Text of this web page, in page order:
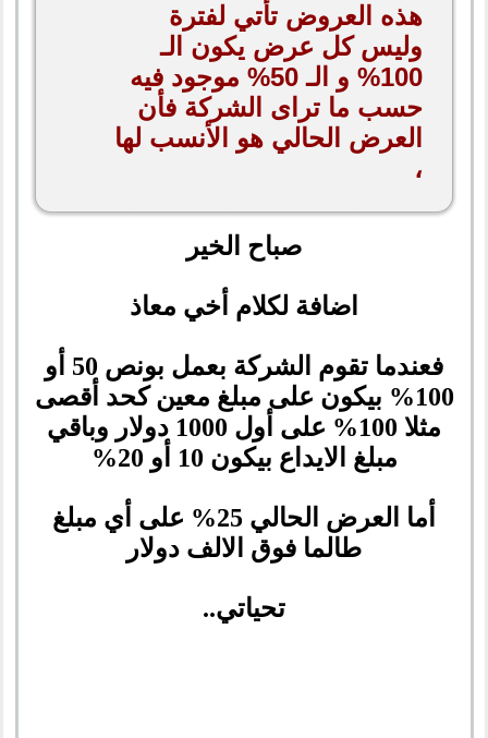
هذه العروض تأتي لفترة
وليس كل عرض يكون الـ
100% و الـ 50% موجود فيه
حسب ما تراى الشركة فأن
العرض الحالي هو الأنسب لها
،
صباح الخير
اضافة لكلام أخي معاذ
فعندما تقوم الشركة بعمل بونص 50 أو
100% بيكون على مبلغ معين كحد أقصى
مثلا 100% على أول 1000 دولار وباقي
مبلغ الايداع بيكون 10 أو 20%
أما العرض الحالي 25% على أي مبلغ
طالما فوق الالف دولار
تحياتي..